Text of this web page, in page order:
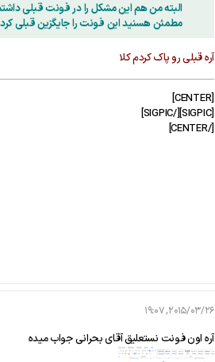
البته من هم این مشکل را در فونت قبلی
مطمئن هسنید این فونت را جایگزین قبلی
آره قبلی رو پاک کردم کلا
[CENTER]
[SIGPIC][/SIGPIC]
[/CENTER]
2015/03/26, 19:07
آره اون فونت نستعلیق آقای بحرانی جواب میده